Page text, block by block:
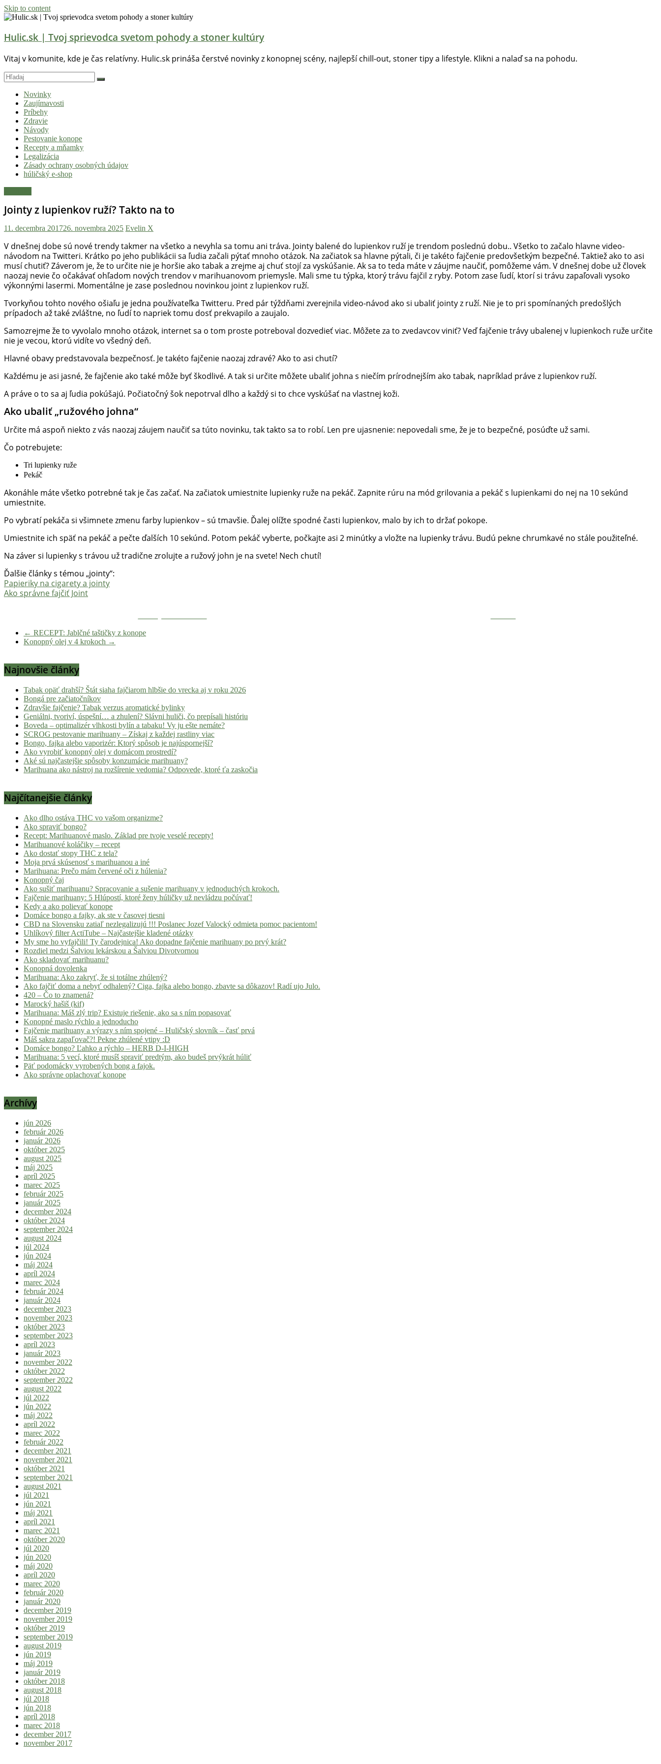
Skip to content
Hulic.sk | Tvoj sprievodca svetom pohody a stoner kultúry
Vitaj v komunite, kde je čas relatívny. Hulic.sk prináša čerstvé novinky z konopnej scény, najlepší chill-out, stoner tipy a lifestyle. Klikni a nalaď sa na pohodu.
Novinky
Zaujímavosti
Príbehy
Zdravie
Návody
Pestovanie konope
Recepty a mňamky
Legalizácia
Zásady ochrany osobných údajov
húličský e-shop
Jointy z lupienkov ruží? Takto na to
11. decembra 201726. novembra 2025 Evelin X
V dnešnej dobe sú nové trendy takmer na všetko a nevyhla sa tomu ani tráva. Jointy balené do lupienkov ruží je trendom poslednú dobu.. Všetko to začalo hlavne video-
návodom na Twitteri. Krátko po jeho publikácii sa ľudia začali pýtať mnoho otázok. Na začiatok sa hlavne pýtali, či je takéto fajčenie predovšetkým bezpečné. Taktiež ako to asi
musí chutiť? Záverom je, že to určite nie je horšie ako tabak a zrejme aj chuť stojí za vyskúšanie. Ak sa to teda máte v záujme naučiť, pomôžeme vám. V dnešnej dobe už človek
naozaj nevie čo očakávať ohľadom nových trendov v marihuanovom priemysle. Mali sme tu týpka, ktorý trávu fajčil z ryby. Potom zase ľudí, ktorí si trávu zapaľovali vysoko
výkonnými lasermi. Momentálne je zase poslednou novinkou joint z lupienkov ruží.
Tvorkyňou tohto nového ošiaľu je jedna používateľka Twitteru. Pred pár týždňami zverejnila video-návod ako si ubaliť jointy z ruží. Nie je to pri spomínaných predošlých
prípadoch až také zvláštne, no ľudí to napriek tomu dosť prekvapilo a zaujalo.
Samozrejme že to vyvolalo mnoho otázok, internet sa o tom proste potreboval dozvedieť viac. Môžete za to zvedavcov viniť? Veď fajčenie trávy ubalenej v lupienkoch ruže určite
nie je vecou, ktorú vidíte vo všedný deň.
Hlavné obavy predstavovala bezpečnosť. Je takéto fajčenie naozaj zdravé? Ako to asi chutí?
Každému je asi jasné, že fajčenie ako také môže byť škodlivé. A tak si určite môžete ubaliť johna s niečím prírodnejším ako tabak, napríklad práve z lupienkov ruží.
A práve o to sa aj ľudia pokúšajú. Počiatočný šok nepotrval dlho a každý si to chce vyskúšať na vlastnej koži.
Ako ubaliť „ružového johna“
Určite má aspoň niekto z vás naozaj záujem naučiť sa túto novinku, tak takto sa to robí. Len pre ujasnenie: nepovedali sme, že je to bezpečné, posúďte už sami.
Čo potrebujete:
Tri lupienky ruže
Pekáč
Akonáhle máte všetko potrebné tak je čas začať. Na začiatok umiestnite lupienky ruže na pekáč. Zapnite rúru na mód grilovania a pekáč s lupienkami do nej na 10 sekúnd
umiestnite.
Po vybratí pekáča si všimnete zmenu farby lupienkov – sú tmavšie. Ďalej olížte spodné časti lupienkov, malo by ich to držať pokope.
Umiestnite ich späť na pekáč a pečte ďalších 10 sekúnd. Potom pekáč vyberte, počkajte asi 2 minútky a vložte na lupienky trávu. Budú pekne chrumkavé no stále použiteľné.
Na záver si lupienky s trávou už tradične zrolujte a ružový john je na svete! Nech chutí!
Ďalšie články s témou „jointy“:
Papieriky na cigarety a jointy
Ako správne fajčiť Joint
← RECEPT: Jablčné taštičky z konope
Konopný olej v 4 krokoch →
Najnovšie články
Tabak opäť drahší? Štát siaha fajčiarom hlbšie do vrecka aj v roku 2026
Bongá pre začiatočníkov
Zdravšie fajčenie? Tabak verzus aromatické bylinky
Geniálni, tvoriví, úspešní… a zhulení? Slávni huliči, čo prepísali históriu
Boveda – optimalizér vlhkosti bylín a tabaku! Vy ju ešte nemáte?
SCROG pestovanie marihuany – Získaj z každej rastliny viac
Bongo, fajka alebo vaporizér: Ktorý spôsob je najúspornejší?
Ako vyrobiť konopný olej v domácom prostredí?
Aké sú najčastejšie spôsoby konzumácie marihuany?
Marihuana ako nástroj na rozšírenie vedomia? Odpovede, ktoré ťa zaskočia
Najčítanejšie články
Ako dlho ostáva THC vo vašom organizme?
Ako spraviť bongo?
Recept: Marihuanové maslo. Základ pre tvoje veselé recepty!
Marihuanové koláčiky – recept
Ako dostať stopy THC z tela?
Moja prvá skúsenosť s marihuanou a iné
Marihuana: Prečo mám červené oči z húlenia?
Konopný čaj
Ako sušiť marihuanu? Spracovanie a sušenie marihuany v jednoduchých krokoch.
Fajčenie marihuany: 5 Hlúpostí, ktoré ženy húličky už nevládzu počúvať!
Kedy a ako polievať konope
Domáce bongo a fajky, ak ste v časovej tiesni
CBD na Slovensku zatiaľ nezlegalizujú !!! Poslanec Jozef Valocký odmieta pomoc pacientom!
Uhlíkový filter ActiTube – Najčastejšie kladené otázky
My sme ho vyfajčili! Ty čarodejnica! Ako dopadne fajčenie marihuany po prvý krát?
Rozdiel medzi Šalviou lekárskou a Šalviou Divotvornou
Ako skladovať marihuanu?
Konopná dovolenka
Marihuana: Ako zakryť, že si totálne zhúlený?
Ako fajčiť doma a nebyť odhalený? Ciga, fajka alebo bongo, zbavte sa dôkazov! Radí ujo Julo.
420 – Čo to znamená?
Marocký hašiš (kif)
Marihuana: Máš zlý trip? Existuje riešenie, ako sa s ním popasovať
Konopné maslo rýchlo a jednoducho
Fajčenie marihuany a výrazy s ním spojené – Huličský slovník – časť prvá
Máš sakra zapaľovač?! Pekne zhúlené vtipy :D
Domáce bongo? Ľahko a rýchlo – HERB D-I-HIGH
Marihuana: 5 vecí, ktoré musíš spraviť predtým, ako budeš prvýkrát húliť
Päť podomácky vyrobených bong a fajok.
Ako správne oplachovať konope
Archívy
jún 2026
február 2026
január 2026
október 2025
august 2025
máj 2025
apríl 2025
marec 2025
február 2025
január 2025
december 2024
október 2024
september 2024
august 2024
júl 2024
jún 2024
máj 2024
apríl 2024
marec 2024
február 2024
január 2024
december 2023
november 2023
október 2023
september 2023
apríl 2023
január 2023
november 2022
október 2022
september 2022
august 2022
júl 2022
jún 2022
máj 2022
apríl 2022
marec 2022
február 2022
december 2021
november 2021
október 2021
september 2021
august 2021
júl 2021
jún 2021
máj 2021
apríl 2021
marec 2021
október 2020
júl 2020
jún 2020
máj 2020
apríl 2020
marec 2020
február 2020
január 2020
december 2019
november 2019
október 2019
september 2019
august 2019
jún 2019
máj 2019
január 2019
október 2018
august 2018
júl 2018
jún 2018
apríl 2018
marec 2018
december 2017
november 2017